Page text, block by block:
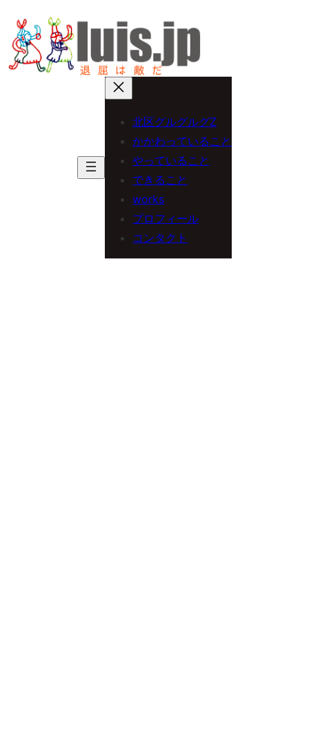
内
容
を
北区グルグルグZ
かかわっていること
やっていること
できること
works
プロフィール
コンタクト